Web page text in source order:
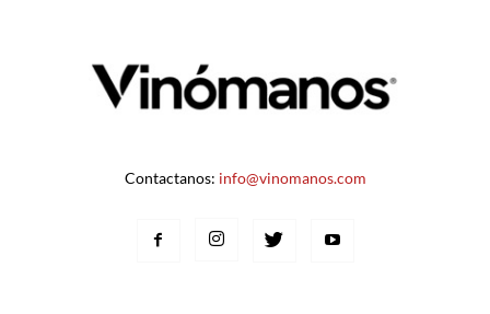
Contactanos: info@vinomanos.com